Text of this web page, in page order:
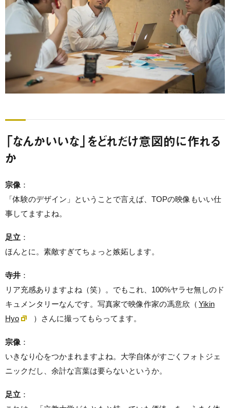
「なんかいいな」をどれだけ意図的に作れる
か
宗像 ：
「体験のデザイン」ということで言えば、TOPの映像もいい仕
事してますよね。
足立 ：
ほんとに。素敵すぎてちょっと嫉妬します。
寺井 ：
リア充感ありますよね（笑）。でもこれ、100%ヤラセ無しのド
キュメンタリーなんです。写真家で映像作家の馮意欣（ Yikin
Hyo
）さんに撮ってもらってます。
宗像 ：
いきなり心をつかまれますよね。大学自体がすごくフォトジェ
ニックだし、余計な言葉は要らないというか。
足立 ：